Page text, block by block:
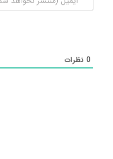
0نظرات